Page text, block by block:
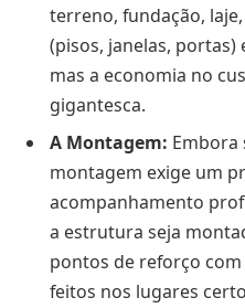
terreno, fundação,
(pisos, janelas, portas)
mas a economia no
gigantesca.
A Montagem: Embora
montagem exige um
acompanhamento
a estrutura seja
pontos de reforço
feitos nos lugares